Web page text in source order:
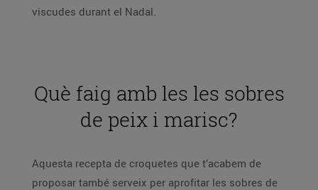
viscudes durant el Nadal.
Què faig amb les les sobres
de peix i marisc?
Aquesta recepta de croquetes que t’acabem de
proposar també serveix per aprofitar les sobres de